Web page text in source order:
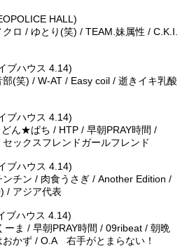
HALL)
ロ / ゆとり(笑) / TEAM.妹属性 / C.K.I.
ブハウス 4.14)
(笑) / W-AT / Easy coil / 逝きイキ乳酸
ブハウス 4.14)
ん★ぱち / HTP / 早朝PRAY時間 /
ックスフレンドガールフレンド
ブハウス 4.14)
チン / 肉食うさぎ / Another Edition /
/ アジア代表
ブハウス 4.14)
ま / 早朝PRAY時間 / 09ribeat / 朝晩
かず / O.A 右手がとまらない！